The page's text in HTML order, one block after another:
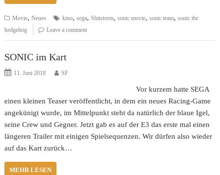
Movie,Neues kino,sega,Shitstorm,sonic movie,sonic team,sonic the
hedgehog
Leave a comment
SONIC im Kart
11. Juni 2018 SF
Vor kurzem hatte SEGA
einen kleinen Teaser veröffentlicht, in dem ein neues Racing-Game
angekünigt wurde, im Mittelpunkt steht da natürlich der blaue Igel,
seine Crew und Gegner. Jetzt gab es auf der E3 das erste mal einen
längeren Trailer mit einigen Spielsequenzen. Wir dürfen also wieder
auf das Kart zurück…
MEHR LESEN